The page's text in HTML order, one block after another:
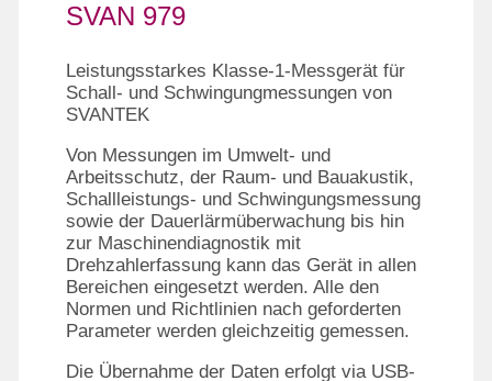
SOFTWARE
SCHWINGUNGSERREGER
MODALHÄMMER
SENSOREN
SVAN 979
Leistungsstarkes Klasse-1-Messgerät für
Schall- und Schwingungmessungen von
SVANTEK
Von Messungen im Umwelt- und
Arbeitsschutz, der Raum- und Bauakustik,
Schallleistungs- und Schwingungsmessung
sowie der Dauerlärmüberwachung bis hin
zur Maschinendiagnostik mit
Drehzahlerfassung kann das Gerät in allen
Bereichen eingesetzt werden. Alle den
Normen und Richtlinien nach geforderten
Parameter werden gleichzeitig gemessen.
Die Übernahme der Daten erfolgt via USB-